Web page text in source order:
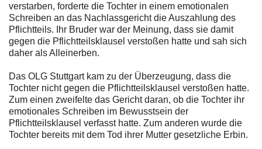
verstarben, forderte die Tochter in einem emotionalen
Schreiben an das Nachlassgericht die Auszahlung des
Pflichtteils. Ihr Bruder war der Meinung, dass sie damit
gegen die Pflichtteilsklausel verstoßen hatte und sah sich
daher als Alleinerben.
Das OLG Stuttgart kam zu der Überzeugung, dass die
Tochter nicht gegen die Pflichtteilsklausel verstoßen hatte.
Zum einen zweifelte das Gericht daran, ob die Tochter ihr
emotionales Schreiben im Bewusstsein der
Pflichtteilsklausel verfasst hatte. Zum anderen wurde die
Tochter bereits mit dem Tod ihrer Mutter gesetzliche Erbin.